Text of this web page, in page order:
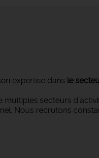
expertise dans le
secteurs
Nous recrutons